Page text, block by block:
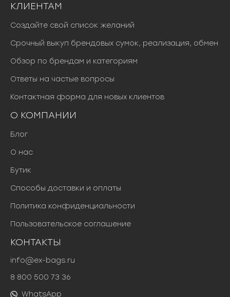
КЛИЕНТАМ
Создайте свой список желаний
Срочный выкуп брендовых сумок, реализация, обмен
Обзор по брендам и категориям
Ответы на частые вопросы
Контактная форма для новых клиентов
О КОМПАНИИ
Блог
О нас
Бутик
Способы доставки и оплаты
Политика конфиденциальности
Пользовательское соглашение
КОНТАКТЫ
info@ex-bags.ru
8 800 500 73 36
WhatsApp